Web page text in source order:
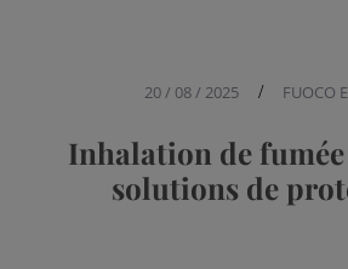
20 / 08 / 2025 / FUOCO
Inhalation de
solutions de